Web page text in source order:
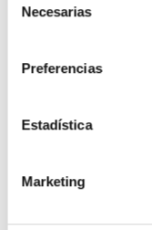
Necesarias
Preferencias
Estadística
Marketing
ISDIN
26.95€
24,25€